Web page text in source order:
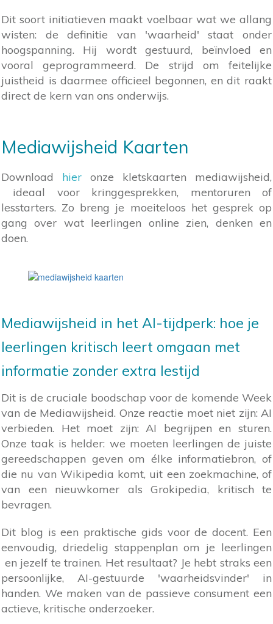
Dit soort initiatieven maakt voelbaar wat we allang
wisten: de definitie van 'waarheid' staat onder
hoogspanning. Hij wordt gestuurd, beïnvloed en
vooral geprogrammeerd. De strijd om feitelijke
juistheid is daarmee officieel begonnen, en dit raakt
direct de kern van ons onderwijs.
Mediawijsheid Kaarten
Download hier onze kletskaarten mediawijsheid,
ideaal voor kringgesprekken, mentoruren of
lesstarters. Zo breng je moeiteloos het gesprek op
gang over wat leerlingen online zien, denken en
doen.
Mediawijsheid in het AI-tijdperk: hoe je
leerlingen kritisch leert omgaan met
informatie zonder extra lestijd
Dit is de cruciale boodschap voor de komende Week
van de Mediawijsheid. Onze reactie moet niet zijn: AI
verbieden. Het moet zijn: AI begrijpen en sturen.
Onze taak is helder: we moeten leerlingen de juiste
gereedschappen geven om élke informatiebron, of
die nu van Wikipedia komt, uit een zoekmachine, of
van een nieuwkomer als Grokipedia, kritisch te
bevragen.
Dit blog is een praktische gids voor de docent. Een
eenvoudig, driedelig stappenplan om je leerlingen
en jezelf te trainen. Het resultaat? Je hebt straks een
persoonlijke, AI-gestuurde 'waarheidsvinder' in
handen. We maken van de passieve consument een
actieve, kritische onderzoeker.